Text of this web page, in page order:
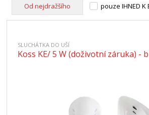
Od nejdražšího pouze IHNED K
SLUCHÁTKA DO UŠÍ
Koss KE/ 5 W (doživotní záruka) -